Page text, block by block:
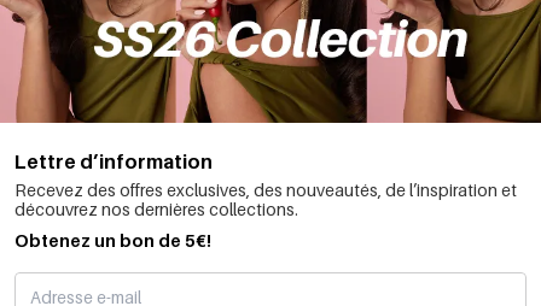
Lettre d’information
Recevez des offres exclusives, des nouveautés, de l’inspiration et
découvrez nos dernières collections.
Obtenez un bon de 5€!